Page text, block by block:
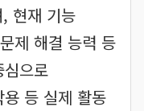
현재 기능
제 해결 능력 등
으로
용 등 실제 활동